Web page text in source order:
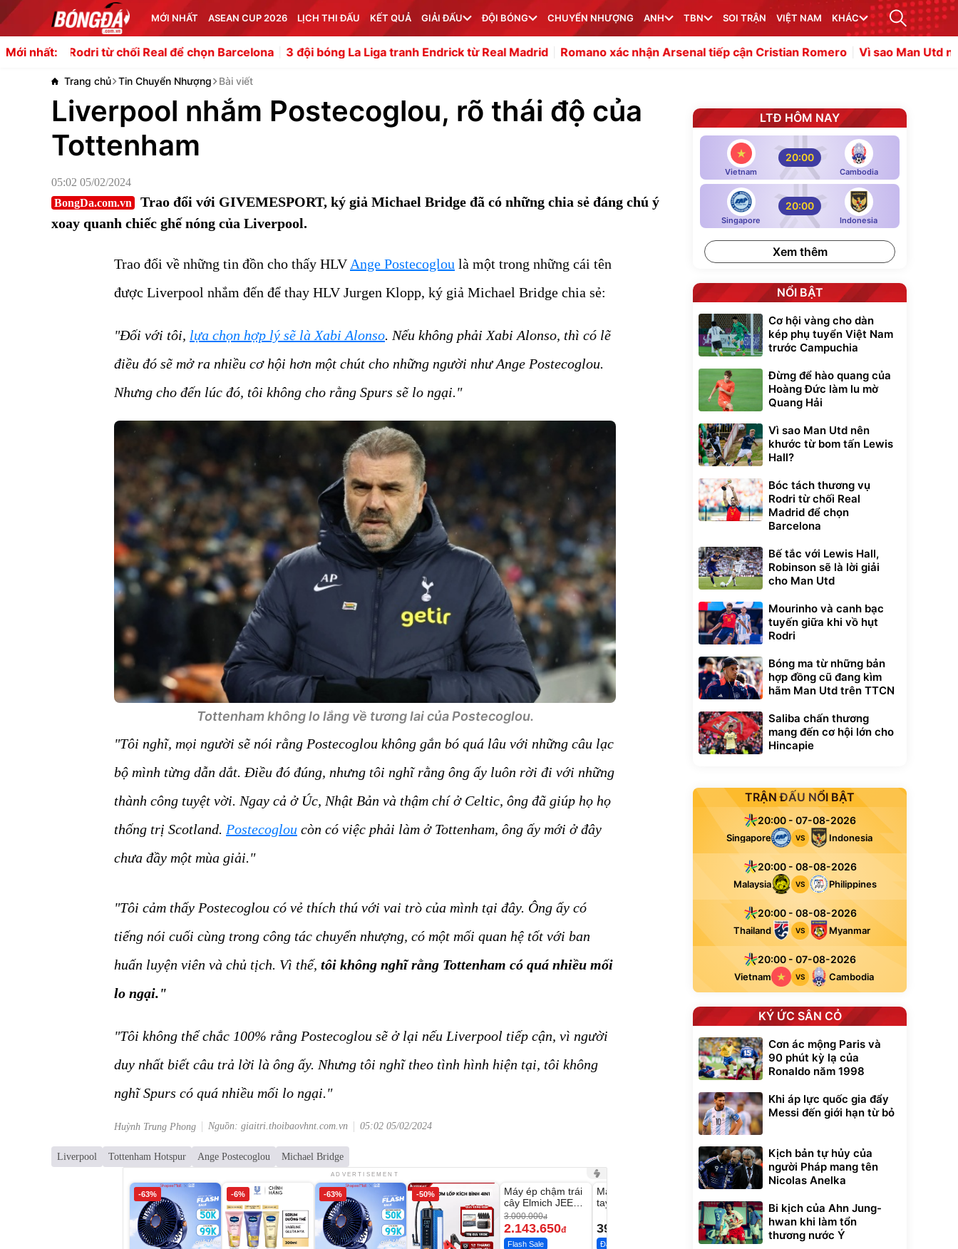
MỚI NHẤT ASEAN CUP 2026 LỊCH THI ĐẤU KẾT QUẢ GIẢI ĐẤU ĐỘI BÓNG CHUYỂN NHƯỢNG ANH TBN SOI TRẬN VIỆT NAM KHÁC
Mới nhất:từ chối Real để chọn Barcelona 3 đội bóng La Liga tranh Endrick từ Real Madrid Romano xác nhận Arsenal tiếp cận Cristian Romero Vì sao Man Utd nên khước từ
Trang chủ Tin Chuyển Nhượng Bài viết
Liverpool nhắm Postecoglou, rõ thái độ của
Tottenham
05:02 05/02/2024
BongDa.com.vn
Trao đổi với GIVEMESPORT, ký giả Michael Bridge đã có những chia sẻ đáng chú ý
xoay quanh chiếc ghế nóng của Liverpool.
Trao đổi về những tin đồn cho thấy HLV Ange Postecoglou là một trong những cái tên
được Liverpool nhắm đến để thay HLV Jurgen Klopp, ký giả Michael Bridge chia sẻ:
"Đối với tôi, lựa chọn hợp lý sẽ là Xabi Alonso. Nếu không phải Xabi Alonso, thì có lẽ
điều đó sẽ mở ra nhiều cơ hội hơn một chút cho những người như Ange Postecoglou.
Nhưng cho đến lúc đó, tôi không cho rằng Spurs sẽ lo ngại."
Tottenham không lo lắng về tương lai của Postecoglou.
"Tôi nghĩ, mọi người sẽ nói rằng Postecoglou không gắn bó quá lâu với những câu lạc
bộ mình từng dẫn dắt. Điều đó đúng, nhưng tôi nghĩ rằng ông ấy luôn rời đi với những
thành công tuyệt vời. Ngay cả ở Úc, Nhật Bản và thậm chí ở Celtic, ông đã giúp họ họ
thống trị Scotland. Postecoglou còn có việc phải làm ở Tottenham, ông ấy mới ở đây
chưa đầy một mùa giải."
"Tôi cảm thấy Postecoglou có vẻ thích thú với vai trò của mình tại đây. Ông ấy có
tiếng nói cuối cùng trong công tác chuyển nhượng, có một mối quan hệ tốt với ban
huấn luyện viên và chủ tịch. Vì thế, tôi không nghĩ rằng Tottenham có quá nhiều mối
lo ngại."
"Tôi không thể chắc 100% rằng Postecoglou sẽ ở lại nếu Liverpool tiếp cận, vì người
duy nhất biết câu trả lời là ông ấy. Nhưng tôi nghĩ theo tình hình hiện tại, tôi không
nghĩ Spurs có quá nhiều mối lo ngại."
Huỳnh Trung Phong Nguồn: giaitri.thoibaovhnt.com.vn 05:02 05/02/2024
Liverpool Tottenham Hotspur Ange Postecoglou Michael Bridge
ADVERTISEMENT
-63% -6% -63% -50% -28%
Máy ép chậm trái
cây Elmich JEE
1855OL
3.000.000đ
2.143.650đ
Flash Sale
Máy rửa xe cầm
tay xịt rửa cao áp
399.000
Đã bán nhiều
LTĐ HÔM NAY
Vietnam
20:00
Cambodia
Singapore
20:00
Indonesia
Xem thêm
NỔI BẬT
Cơ hội vàng cho dàn
kép phụ tuyển Việt Nam
trước Campuchia
Đừng để hào quang của
Hoàng Đức làm lu mờ
Quang Hải
Vì sao Man Utd nên
khước từ bom tấn Lewis
Hall?
Bóc tách thương vụ
Rodri từ chối Real
Madrid để chọn
Barcelona
Bế tắc với Lewis Hall,
Robinson sẽ là lời giải
cho Man Utd
Mourinho và canh bạc
tuyến giữa khi vồ hụt
Rodri
Bóng ma từ những bản
hợp đồng cũ đang kìm
hãm Man Utd trên TTCN
Saliba chấn thương
mang đến cơ hội lớn cho
Hincapie
TRẬN ĐẤU NỔI BẬT
20:00 - 07-08-2026
Singapore VS Indonesia
20:00 - 08-08-2026
Malaysia VS Philippines
20:00 - 08-08-2026
Thailand VS Myanmar
20:00 - 07-08-2026
Vietnam VS Cambodia
KÝ ỨC SÂN CỎ
Cơn ác mộng Paris và
90 phút kỳ lạ của
Ronaldo năm 1998
Khi áp lực quốc gia đẩy
Messi đến giới hạn từ bỏ
Kịch bản tự hủy của
người Pháp mang tên
Nicolas Anelka
Bi kịch của Ahn Jung-
hwan khi làm tổn
thương nước Ý